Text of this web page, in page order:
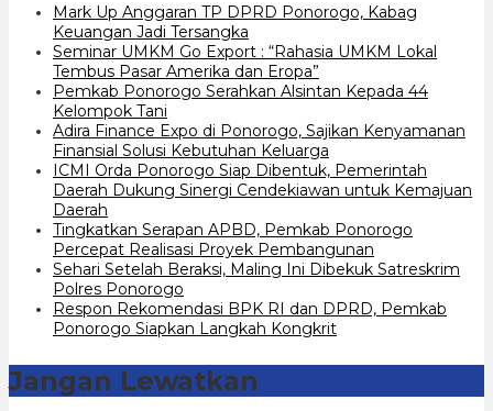
Mark Up Anggaran TP DPRD Ponorogo, Kabag
Keuangan Jadi Tersangka
Seminar UMKM Go Export : “Rahasia UMKM Lokal
Tembus Pasar Amerika dan Eropa”
Pemkab Ponorogo Serahkan Alsintan Kepada 44
Kelompok Tani
Adira Finance Expo di Ponorogo, Sajikan Kenyamanan
Finansial Solusi Kebutuhan Keluarga
ICMI Orda Ponorogo Siap Dibentuk, Pemerintah
Daerah Dukung Sinergi Cendekiawan untuk Kemajuan
Daerah
Tingkatkan Serapan APBD, Pemkab Ponorogo
Percepat Realisasi Proyek Pembangunan
Sehari Setelah Beraksi, Maling Ini Dibekuk Satreskrim
Polres Ponorogo
Respon Rekomendasi BPK RI dan DPRD, Pemkab
Ponorogo Siapkan Langkah Kongkrit
Jangan Lewatkan